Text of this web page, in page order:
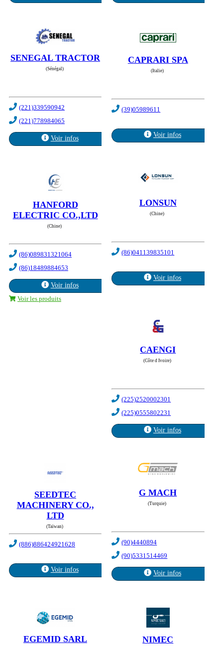
SENEGAL TRACTOR
(Sénégal)
(221)339590942
(221)778984065
Voir infos
CAPRARI SPA
(Italie)
(39)05989611
Voir infos
HANFORD
ELECTRIC CO.,LTD
(Chine)
(86)089831321064
(86)18489884653
Voir infos
Voir les produits
LONSUN
(Chine)
(86)041139835101
Voir infos
CAENGI
(Côte d Ivoire)
(225)2520002301
(225)0555802231
Voir infos
SEEDTEC
MACHINERY CO.,
LTD
(Taïwan)
(886)886424921628
Voir infos
G MACH
(Turquie)
(90)4440894
(90)5331514469
Voir infos
EGEMID SARL NIMEC